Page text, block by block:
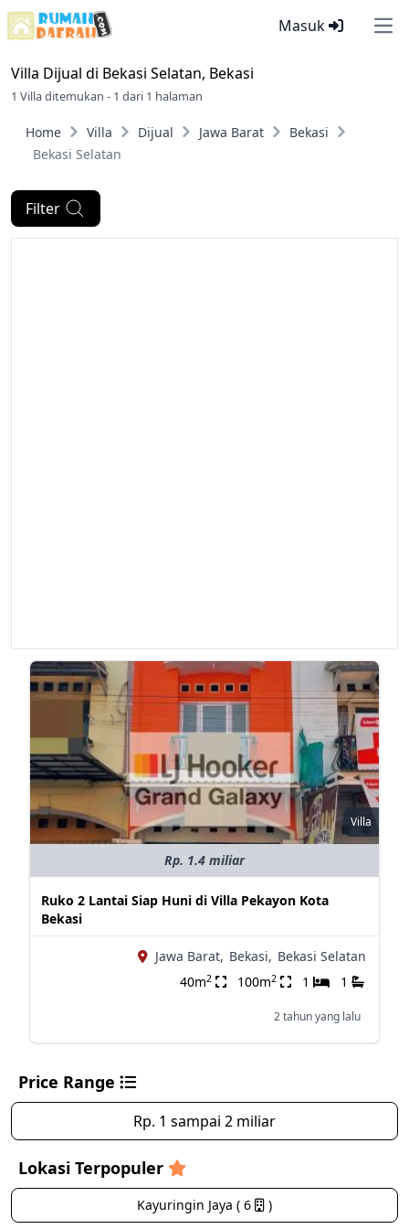
Masuk
Villa Dijual di Bekasi Selatan, Bekasi
1 Villa ditemukan - 1 dari 1 halaman
Home Villa Dijual Jawa Barat
Bekasi
Bekasi Selatan
Filter
Villa
Rp. 1.4 miliar
Ruko 2 Lantai Siap Huni di Villa Pekayon Kota
Bekasi
Jawa Barat, Bekasi, Bekasi Selatan
40m2 100m2 1 1
2 tahun yang lalu
Price Range
Rp. 1 sampai 2 miliar
Lokasi Terpopuler
Kayuringin Jaya ( 6 )